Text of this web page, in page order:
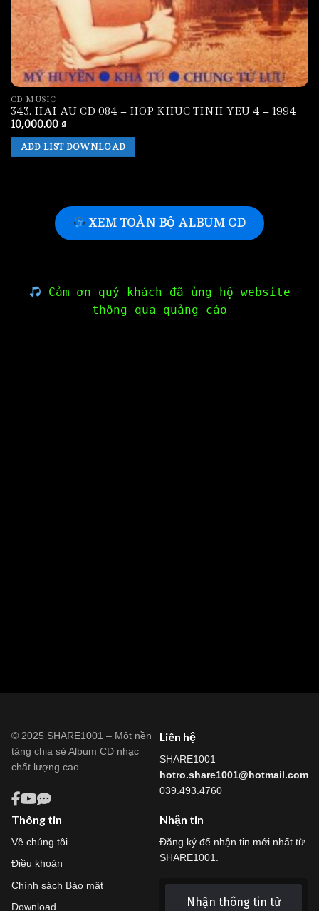
CD MUSIC
343. HAI AU CD 084 – HOP KHUC TINH YEU 4 – 1994
10,000.00 ₫
ADD LIST DOWNLOAD
XEM TOÀN BỘ ALBUM CD
Cảm ơn quý khách đã ủng hộ website
thông qua quảng cáo
© 2025 SHARE1001 – Một nền
tảng chia sẻ Album CD nhạc
chất lượng cao.
Liên hệ
SHARE1001
hotro.share1001@hotmail.com
039.493.4760
Thông tin
Về chúng tôi
Điều khoản
Chính sách Bảo mật
Download
Nhận tin
Đăng ký để nhận tin mới nhất từ
SHARE1001.
Nhận thông tin từ